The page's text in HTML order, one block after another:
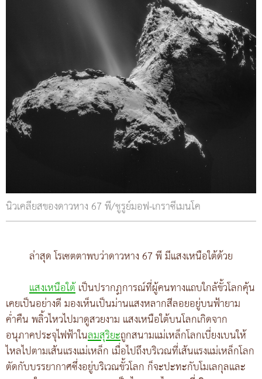
นิวเคลียสของดาวหาง 67 พี/ชูรูย์มอฟ-เกราซีเมนโค
ล่าสุด โรเซตตาพบว่าดาวหาง 67 พี มีแสงเหนือใต้ด้วย
แสงเหนือใต้เป็นปรากฏการณ์ที่ผู้คนทางแถบใกล้ขั้วโลกคุ้น
เคยเป็นอย่างดี มองเห็นเป็นม่านแสงหลากสีลอยอยู่บนฟ้ายาม
ค่ำคืน พลิ้วไหวไปมาดูสวยงาม แสงเหนือใต้บนโลกเกิดจาก
อนุภาคประจุไฟฟ้าในลมสุริยะถูกสนามแม่เหล็กโลกเบี่ยงเบนให้
ไหลไปตามเส้นแรงแม่เหล็ก เมื่อไปถึงบริเวณที่เส้นแรงแม่เหล็กโลก
ตัดกับบรรยากาศซึ่งอยู่บริเวณขั้วโลก ก็จะปะทะกับโมเลกุลและ